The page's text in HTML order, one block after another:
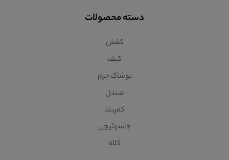
دسته محصولات
کفش
کیف
پوشاک چرم
صندل
کمربند
جاسوئیچی
کلاه